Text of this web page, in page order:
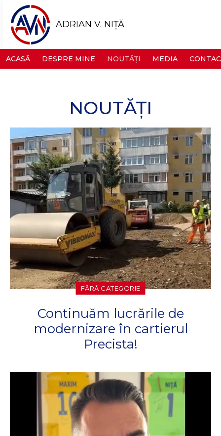
ADRIAN V. NIȚĂ
ACASĂ DESPRE MINE NOUTĂȚI MEDIA
NOUTĂȚI
FĂRĂ CATEGORIE
Continuăm lucrările de
modernizare în cartierul
Precista!